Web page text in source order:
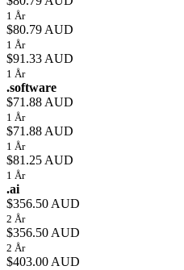
1 År
$80.79 AUD
1 År
$91.33 AUD
1 År
.software
$71.88 AUD
1 År
$71.88 AUD
1 År
$81.25 AUD
1 År
.ai
$356.50 AUD
2 År
$356.50 AUD
2 År
$403.00 AUD